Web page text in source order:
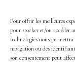
Pour offrir les meilleures
pour stocker et/ou accéder
technologies nous
navigation ou des
son consentement peut